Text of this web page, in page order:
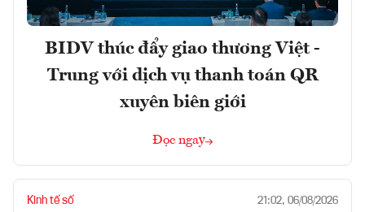
BIDV thúc đẩy giao thương Việt -
Trung với dịch vụ thanh toán QR
xuyên biên giới
Đọc ngay
Kinh tế số 21:02, 06/08/2026